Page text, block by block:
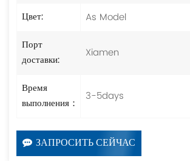
Цвет:
As Model
Порт
доставки:
Xiamen
Время
выполнения：
3-5days
ЗАПРОСИТЬ СЕЙЧАС